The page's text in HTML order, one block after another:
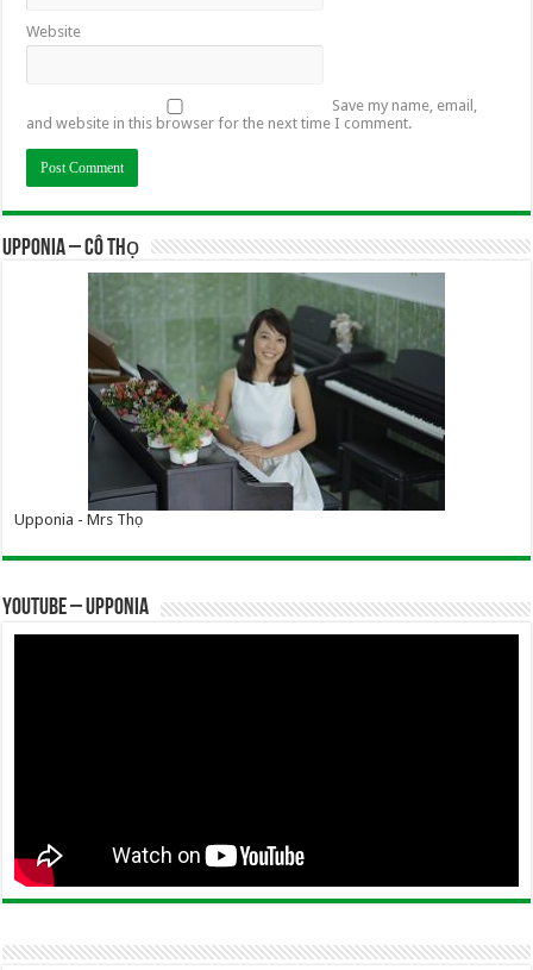
Website
Save my name, email,
and website in this browser for the next time I comment.
UPPONIA – Cô Thọ
Upponia - Mrs Thọ
YOUTUBE – UPPONIA